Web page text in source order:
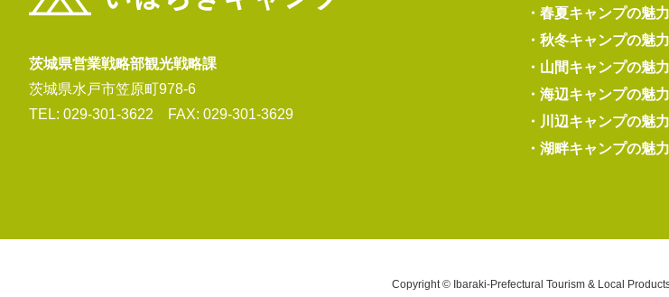
茨城県営業戦略部観光戦略課
茨城県水戸市笠原町978-6
TEL: 029-301-3622 FAX: 029-301-3629
・ 春夏キャンプの魅力
・ 秋冬キャンプの魅力
・ 山間キャンプの魅力
・ 海辺キャンプの魅力
・ 川辺キャンプの魅力
・ 湖畔キャンプの魅力
Copyright © Ibaraki-Prefectural Tourism & Local